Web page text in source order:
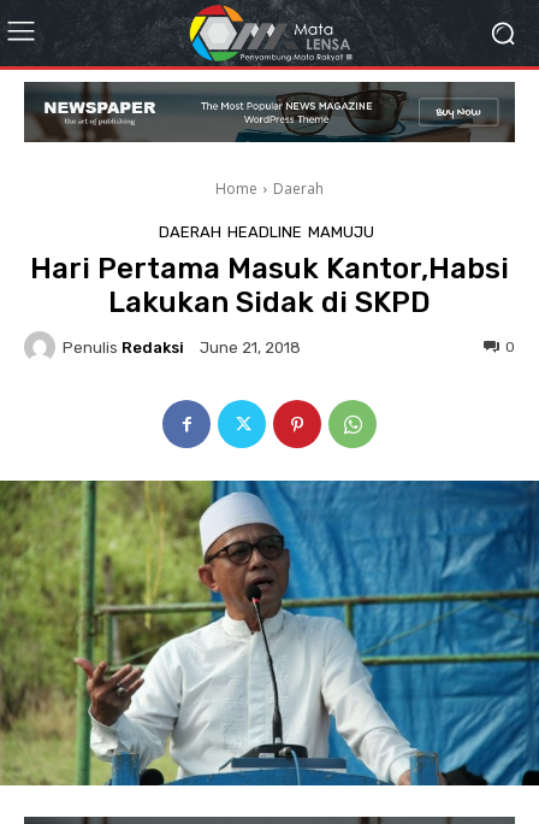
Home Daerah
DAERAH HEADLINE MAMUJU
Hari Pertama Masuk Kantor,Habsi
Lakukan Sidak di SKPD
Penulis Redaksi June 21, 2018 0